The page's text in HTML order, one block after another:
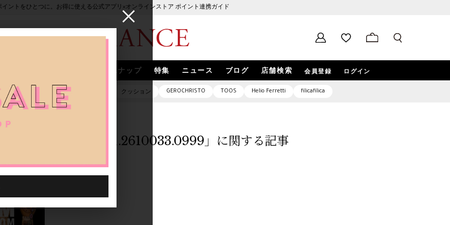
イントをひとつに。お得に使える公式アプリ×オンラインストア ポイント連携ガイド
スナップ 特集 ニュース ブログ 店舗検索 会員登録 ログイン
ピアス バッグ クッション GEROCHRISTO TOOS Helio Ferretti filicafilica
「1020401.2610033.0999」に関する記事